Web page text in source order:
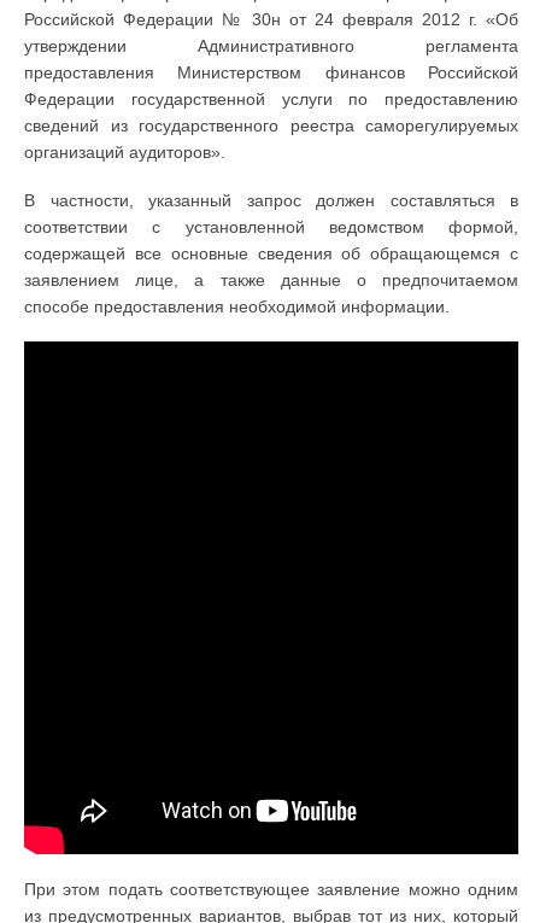
Российской Федерации № 30н от 24 февраля 2012 г. «Об
утверждении Административного регламента
предоставления Министерством финансов Российской
Федерации государственной услуги по предоставлению
сведений из государственного реестра саморегулируемых
организаций аудиторов».
В частности, указанный запрос должен составляться в
соответствии с установленной ведомством формой,
содержащей все основные сведения об обращающемся с
заявлением лице, а также данные о предпочитаемом
способе предоставления необходимой информации.
При этом подать соответствующее заявление можно одним
из предусмотренных вариантов, выбрав тот из них, который